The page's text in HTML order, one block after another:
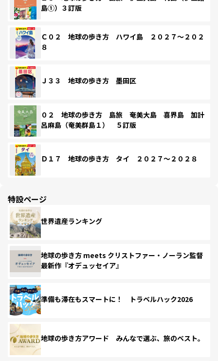
島①）３訂版
Ｃ０２ 地球の歩き方 ハワイ島 ２０２７～２０２
８
Ｊ３３ 地球の歩き方 墨田区
０２ 地球の歩き方 島旅 奄美大島 喜界島 加計
呂麻島（奄美群島１） ５訂版
Ｄ１７ 地球の歩き方 タイ ２０２７～２０２８
特設ページ
世界遺産ランキング
地球の歩き方 meets クリストファー・ノーラン監督
最新作『オデュッセイア』
準備も滞在もスマートに！ トラベルハック2026
地球の歩き方アワード みんなで選ぶ、旅のベスト。